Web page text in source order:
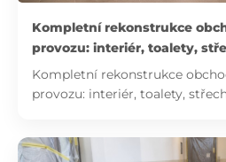
Kompletní rekonstrukce
provozu: interiér, toalety,
Kompletní rekonstrukce
provozu: interiér, toalety,